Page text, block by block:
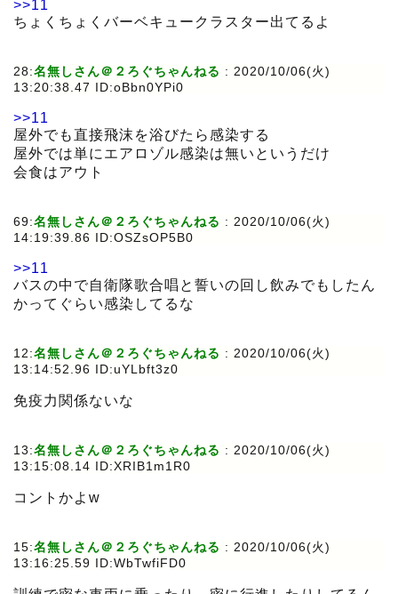
>>11
ちょくちょくバーベキュークラスター出てるよ
28:名無しさん＠２ろぐちゃんねる : 2020/10/06(火)
13:20:38.47 ID:oBbn0YPi0
>>11
屋外でも直接飛沫を浴びたら感染する
屋外では単にエアロゾル感染は無いというだけ
会食はアウト
69:名無しさん＠２ろぐちゃんねる : 2020/10/06(火)
14:19:39.86 ID:OSZsOP5B0
>>11
バスの中で自衛隊歌合唱と誓いの回し飲みでもしたん
かってぐらい感染してるな
12:名無しさん＠２ろぐちゃんねる : 2020/10/06(火)
13:14:52.96 ID:uYLbft3z0
免疫力関係ないな
13:名無しさん＠２ろぐちゃんねる : 2020/10/06(火)
13:15:08.14 ID:XRIB1m1R0
コントかよw
15:名無しさん＠２ろぐちゃんねる : 2020/10/06(火)
13:16:25.59 ID:WbTwfiFD0